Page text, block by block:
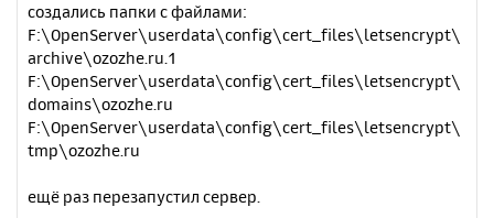
создались папки с файлами:
F:\OpenServer\userdata\config\cert_files\letsencrypt\
archive\ozozhe.ru.1
F:\OpenServer\userdata\config\cert_files\letsencrypt\
domains\ozozhe.ru
F:\OpenServer\userdata\config\cert_files\letsencrypt\
tmp\ozozhe.ru
ещё раз перезапустил сервер.